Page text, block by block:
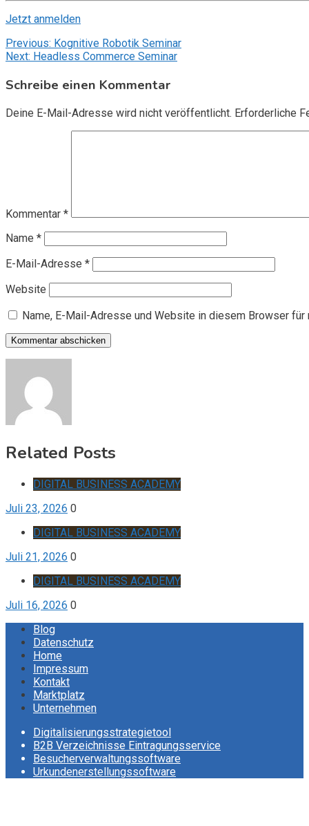
Jetzt anmelden
Beitragsnavigation
Previous: Kognitive Robotik Seminar
Next: Headless Commerce Seminar
Schreibe einen Kommentar
Deine E-Mail-Adresse wird nicht veröffentlicht. Erforderliche
Kommentar *
Name *
E-Mail-Adresse *
Website
Name, E-Mail-Adresse und Website in diesem Browser
Related Posts
DIGITAL BUSINESS ACADEMY
Juli 23, 2026 0
DIGITAL BUSINESS ACADEMY
Juli 21, 2026 0
DIGITAL BUSINESS ACADEMY
Juli 16, 2026 0
Blog
Datenschutz
Home
Impressum
Kontakt
Marktplatz
Unternehmen
Digitalisierungsstrategietool
B2B Verzeichnisse Eintragungsservice
Besucherverwaltungssoftware
Urkundenerstellungssoftware